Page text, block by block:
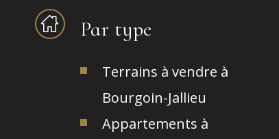
Par type
Terrains à vendre à
Bourgoin-Jallieu
Appartements à